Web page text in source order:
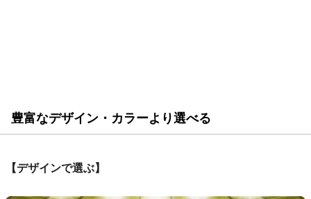
豊富なデザイン・カラーより選べる
【デザインで選ぶ】